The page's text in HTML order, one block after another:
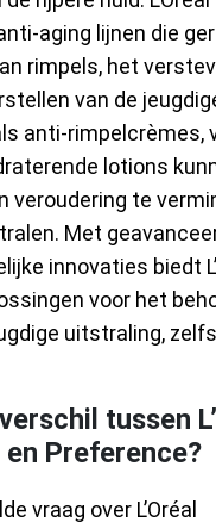
aging lijnen die
rimpels, het
van de
anti-rimpelcrèmes,
lotions
veroudering te
Met
innovaties biedt
voor het
uitstraling,
tussen
Preference?
vraag over L’Oréal